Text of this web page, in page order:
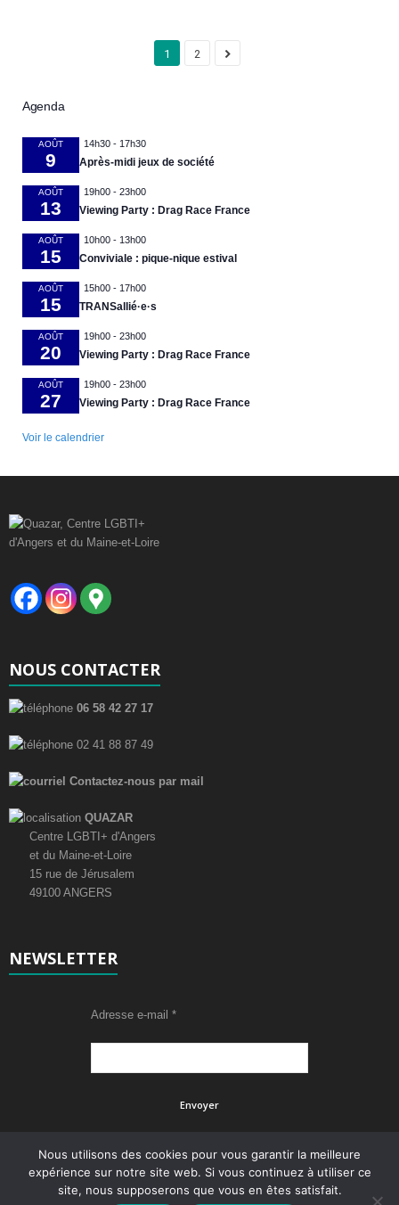
1 2
Agenda
AOÛT
9
14h30 - 17h30
Après-midi jeux de société
AOÛT
13
19h00 - 23h00
Viewing Party : Drag Race France
AOÛT
15
10h00 - 13h00
Conviviale : pique-nique estival
AOÛT
15
15h00 - 17h00
TRANSallié·e·s
AOÛT
20
19h00 - 23h00
Viewing Party : Drag Race France
AOÛT
27
19h00 - 23h00
Viewing Party : Drag Race France
Voir le calendrier
NOUS CONTACTER
06 58 42 27 17
02 41 88 87 49
Contactez-nous par mail
QUAZAR
Centre LGBTI+ d'Angers
et du Maine-et-Loire
15 rue de Jérusalem
49100 ANGERS
NEWSLETTER
Adresse e-mail *
Nous utilisons des cookies pour vous garantir la meilleure
expérience sur notre site web. Si vous continuez à utiliser ce
site, nous supposerons que vous en êtes satisfait.